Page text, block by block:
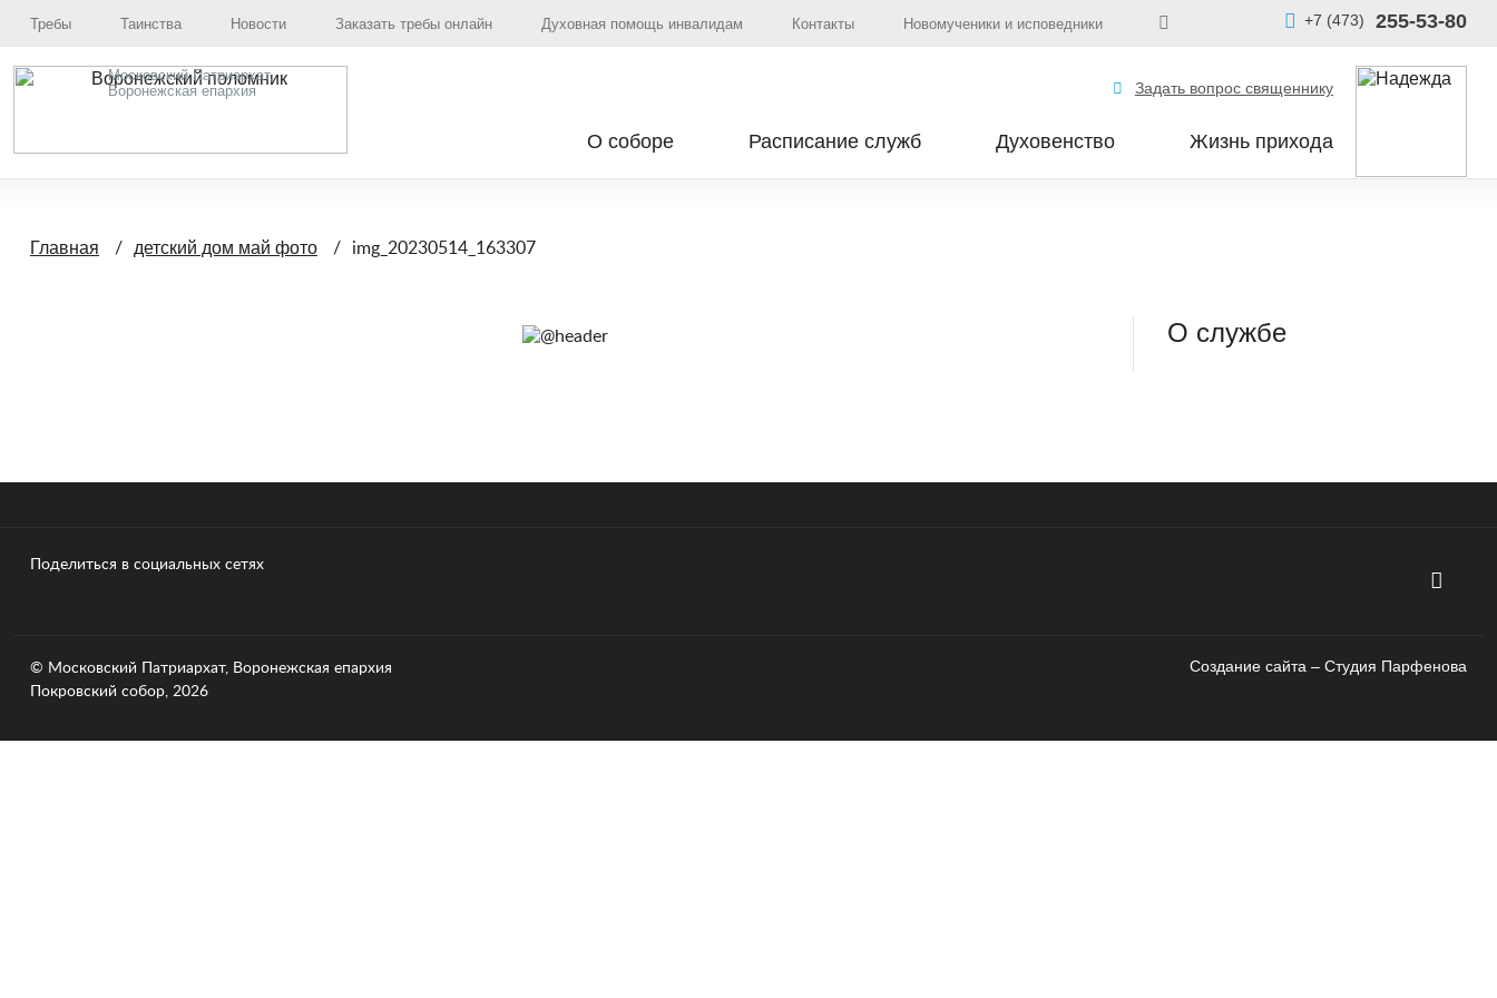
Требы Таинства Новости Заказать требы онлайн Духовная помощь инвалидам Контакты Новомученики и исповедники +7 (473) 255-53-80
Московский Патриархат,
Воронежская епархия
Задать вопрос священнику
О соборе Расписание служб Духовенство Жизнь прихода
Главная детский дом май фото img_20230514_163307
О службе
Поделиться в социальных сетях
© Московский Патриархат, Воронежcкая епархия
Покровский собор, 2026
Создание сайта – Cтудия Парфенова